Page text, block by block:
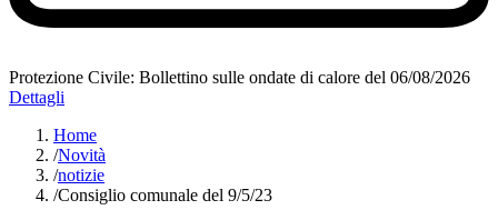
Protezione Civile: Bollettino sulle ondate di calore del 06/08/2026
Dettagli
Home
/Novità
/notizie
/Consiglio comunale del 9/5/23